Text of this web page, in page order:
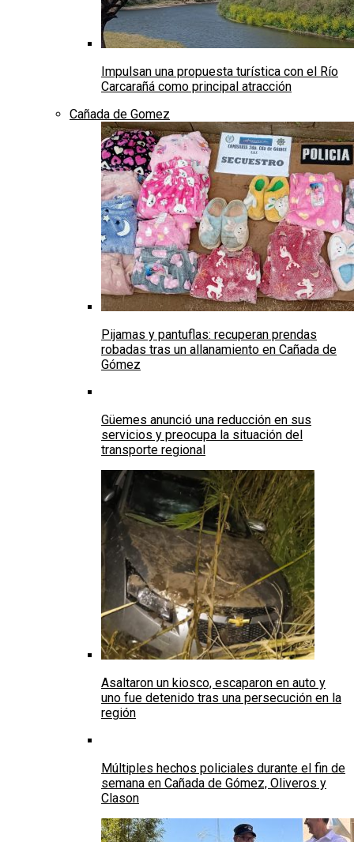
Impulsan una propuesta turística con el Río
Carcarañá como principal atracción
Cañada de Gomez
Pijamas y pantuflas: recuperan prendas
robadas tras un allanamiento en Cañada de
Gómez
Güemes anunció una reducción en sus
servicios y preocupa la situación del
transporte regional
Asaltaron un kiosco, escaparon en auto y
uno fue detenido tras una persecución en la
región
Múltiples hechos policiales durante el fin de
semana en Cañada de Gómez, Oliveros y
Clason